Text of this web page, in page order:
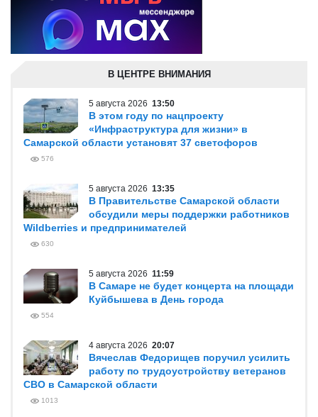
В ЦЕНТРЕ ВНИМАНИЯ
5 августа 2026 13:50
В этом году по нацпроекту
«Инфраструктура для жизни» в
Самарской области установят 37 светофоров
576
5 августа 2026 13:35
В Правительстве Самарской области
обсудили меры поддержки работников
Wildberries и предпринимателей
630
5 августа 2026 11:59
В Самаре не будет концерта на площади
Куйбышева в День города
554
4 августа 2026 20:07
Вячеслав Федорищев поручил усилить
работу по трудоустройству ветеранов
СВО в Самарской области
1013